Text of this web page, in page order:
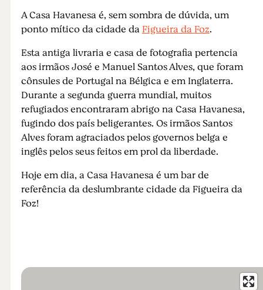
A Casa Havanesa é, sem sombra de dúvida, um
ponto mítico da cidade daFigueira da Foz.
Esta antiga livraria e casa de fotografia pertencia
aos irmãos José e Manuel Santos Alves, que foram
cônsules de Portugal na Bélgica e em Inglaterra.
Durante a segunda guerra mundial, muitos
refugiados encontraram abrigo na Casa Havanesa,
fugindo dos país beligerantes. Os irmãos Santos
Alves foram agraciados pelos governos belga e
inglês pelos seus feitos em prol da liberdade.
Hoje em dia, a Casa Havanesa é um bar de
referência da deslumbrante cidade da Figueira da
Foz!